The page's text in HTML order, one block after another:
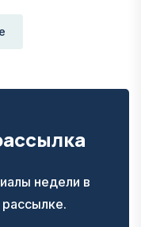
недели в